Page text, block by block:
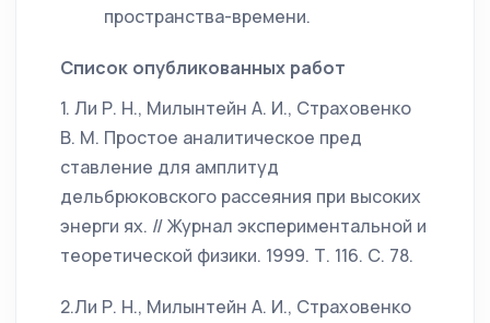
пространства-времени.
Список опубликованных работ
1. Ли Р. Н., Милынтейн А. И., Страховенко
В. М. Простое аналитическое пред
ставление для амплитуд
дельбрюковского рассеяния при высоких
энерги ях. // Журнал экспериментальной и
теоретической физики. 1999. Т. 116. С. 78.
2.Ли Р. Н., Милынтейн А. И., Страховенко